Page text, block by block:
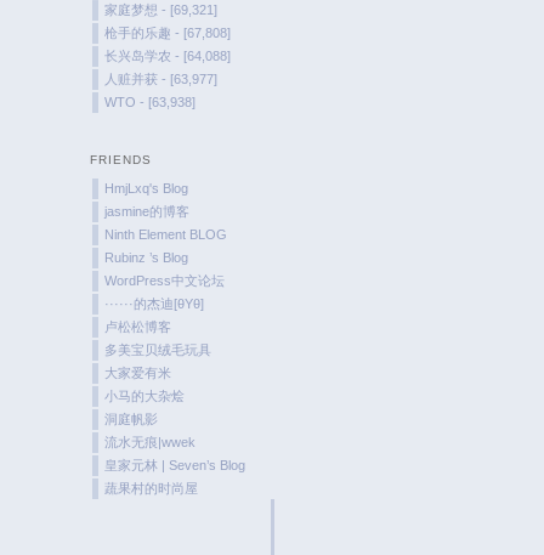
家庭梦想 - [69,321]
枪手的乐趣 - [67,808]
长兴岛学农 - [64,088]
人赃并获 - [63,977]
WTO - [63,938]
FRIENDS
HmjLxq's Blog
jasmine的博客
Ninth Element BLOG
Rubinz ’s Blog
WordPress中文论坛
······的杰迪[θYθ]
卢松松博客
多美宝贝绒毛玩具
大家爱有米
小马的大杂烩
洞庭帆影
流水无痕|wwek
皇家元林 | Seven’s Blog
蔬果村的时尚屋